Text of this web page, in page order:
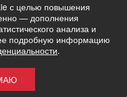
на сайте
"Политикой
случае рекомендуем
представлена на
© 2026
с целью повышения
— дополнения
анализа и
подробную информацию
.